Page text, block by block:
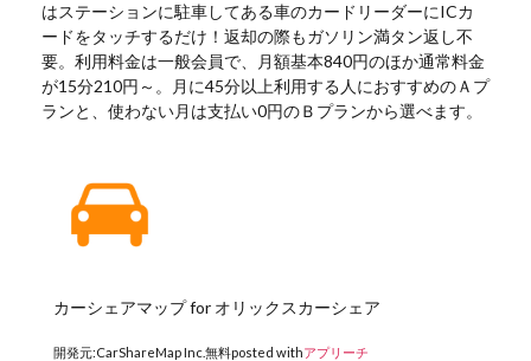
はステーションに駐車してある車のカードリーダーにICカ
ードをタッチするだけ！返却の際もガソリン満タン返し不
要。利用料金は一般会員で、月額基本840円のほか通常料金
が15分210円～。月に45分以上利用する人におすすめのＡプ
ランと、使わない月は支払い0円のＢプランから選べます。
カーシェアマップ for オリックスカーシェア
開発元:CarShareMap Inc.無料posted withアプリーチ